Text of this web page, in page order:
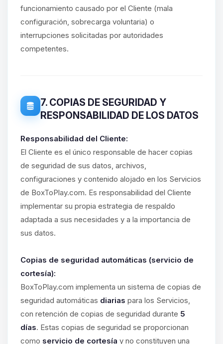
funcionamiento causado por el Cliente (mala
configuración, sobrecarga voluntaria) o
interrupciones solicitadas por autoridades
competentes.
7. COPIAS DE SEGURIDAD Y
RESPONSABILIDAD DE LOS DATOS
Responsabilidad del Cliente:
El Cliente es el único responsable de hacer copias
de seguridad de sus datos, archivos,
configuraciones y contenido alojado en los Servicios
de BoxToPlay.com. Es responsabilidad del Cliente
implementar su propia estrategia de respaldo
adaptada a sus necesidades y a la importancia de
sus datos.
Copias de seguridad automáticas (servicio de
cortesía):
BoxToPlay.com implementa un sistema de copias de
seguridad automáticas diarias para los Servicios,
con retención de copias de seguridad durante 5
días. Estas copias de seguridad se proporcionan
como servicio de cortesía y no constituyen una